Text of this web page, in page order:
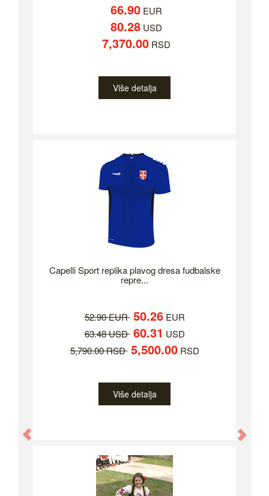
66.90EUR
80.28USD
7,370.00RSD
Više detalja
Capelli Sport replika plavog dresa fudbalske
repre...
52.90 EUR 50.26EUR
63.48 USD 60.31 USD
5,790.00 RSD 5,500.00RSD
Više detalja